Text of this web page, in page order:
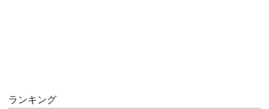
ランキング